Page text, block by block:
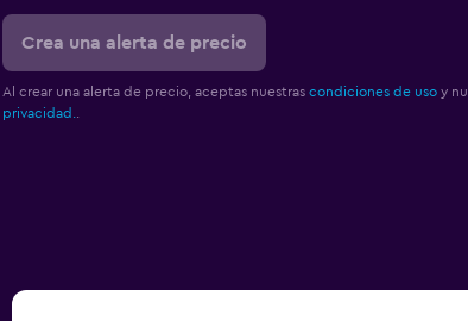
Crea una alerta de precio
Al crear una alerta de precio, aceptas nuestras condiciones de usoy
privacidad.